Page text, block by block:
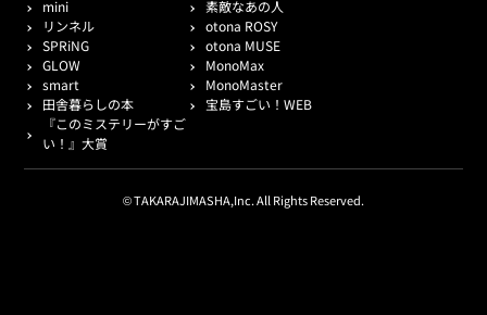
mini
素敵なあの人
リンネル
otona ROSY
SPRiNG
otona MUSE
GLOW
MonoMax
smart
MonoMaster
田舎暮らしの本
宝島すごい！WEB
『このミステリーがすご
い！』大賞
© TAKARAJIMASHA,Inc. All Rights Reserved.